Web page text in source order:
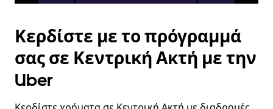
Κερδίστε με το πρόγραμμά
σας σε Κεντρική Ακτή με την
Uber